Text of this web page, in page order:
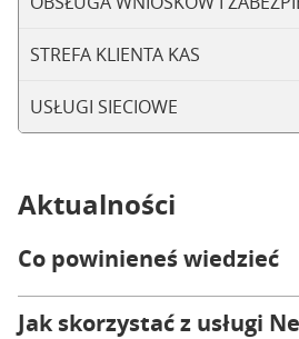
STREFA KLIENTA KAS
USŁUGI SIECIOWE
Aktualności
Co powinieneś wiedzieć
Jak skorzystać z usługi